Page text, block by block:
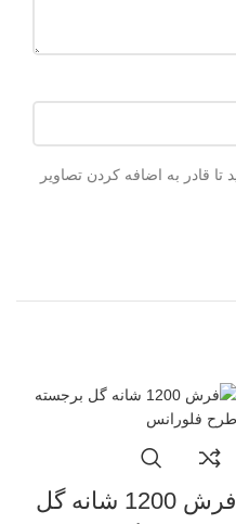
قادر به اضافه کردن تصاویر
فرش 1200 شانه گل